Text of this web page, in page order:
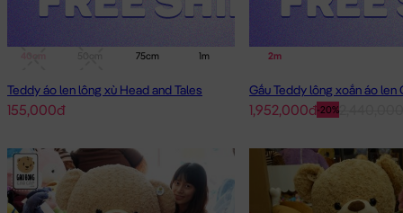
Heo Bông Nằm Cờ Anh đang nằm trong danh sách những sản
Heo Bông Nằm Cờ Anh được thiết kế với 4 kích thước Gấu
75cm 1m 1m4
Teddy áo len lông xù Head and Tales
155,000đ
2m
2,440,000đ
-20%
1,952,000đ